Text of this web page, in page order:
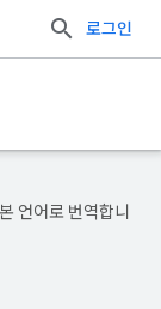
로그인
언어로 번역합니